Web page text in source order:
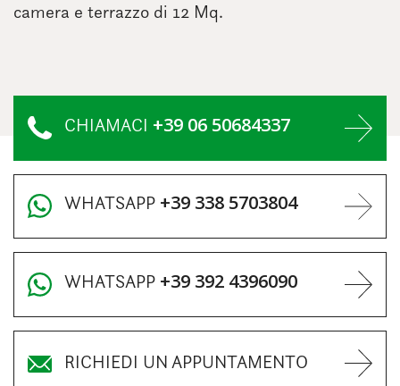
camera e terrazzo di 12 Mq.
CHIAMACI +39 06 50684337
WHATSAPP +39 338 5703804
WHATSAPP +39 392 4396090
RICHIEDI UN APPUNTAMENTO